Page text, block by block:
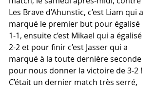
Les Brave d’Ahunstic, c’est Liam qui a
marqué le premier but pour égalisé
1-1, ensuite c’est Mikael qui a égalisé
2-2 et pour finir c’est Jasser qui a
marqué à la toute dernière seconde
pour nous donner la victoire de 3-2 !
C’était un dernier match très serré,